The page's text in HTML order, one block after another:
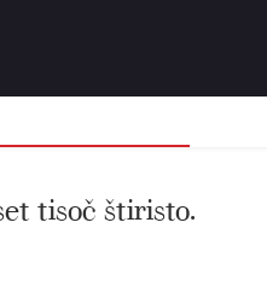
tisoč štiristo.